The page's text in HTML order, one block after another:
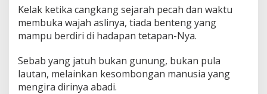
Kelak ketika cangkang sejarah pecah dan waktu
membuka wajah aslinya, tiada benteng yang
mampu berdiri di hadapan tetapan-Nya.
Sebab yang jatuh bukan gunung, bukan pula
lautan, melainkan kesombongan manusia yang
mengira dirinya abadi.